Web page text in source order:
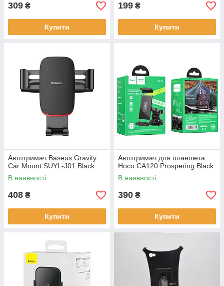
309 ₴
Купити
199 ₴
Купити
Автотримач Baseus Gravity
Car Mount SUYL-J01 Black
В наявності
408 ₴
Купити
Автотримач для планшета
Hoco CA120 Prospering Black
В наявності
390 ₴
Купити